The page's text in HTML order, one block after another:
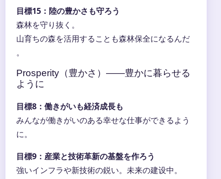
目標15：陸の豊かさも守ろう
森林を守り抜く。
山育ちの森を活用することも森林保全になるんだ
。
Prosperity（豊かさ）――豊かに暮らせる
ように
目標8：働きがいも経済成長も
みんなが働きがいのある幸せな仕事ができるよう
に。
目標9：産業と技術革新の基盤を作ろう
強いインフラや新技術の鋭い。未来の建设中。